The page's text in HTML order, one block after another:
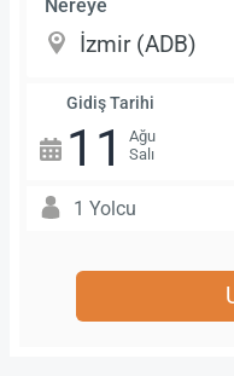
Nereye
Gidiş Tarihi
11
Ağu
Salı
1 Yolcu